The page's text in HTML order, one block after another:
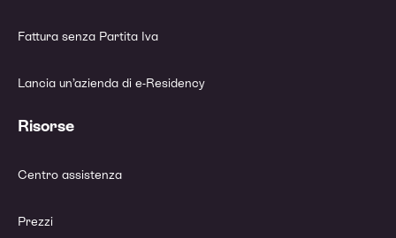
Fattura senza Partita Iva
Lancia un’azienda di e-Residency
Risorse
Centro assistenza
Prezzi